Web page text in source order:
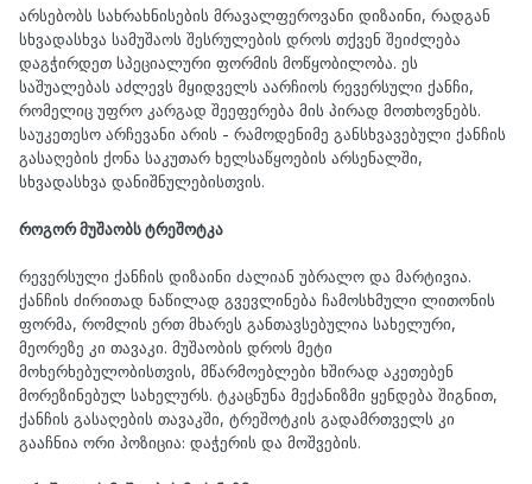
არსებობს სახრახნისების მრავალფეროვანი დიზაინი, რადგან
სხვადასხვა სამუშაოს შესრულების დროს თქვენ შეიძლება
დაგჭირდეთ სპეციალური ფორმის მოწყობილობა. ეს
საშუალებას აძლევს მყიდველს აარჩიოს რევერსული ქანჩი,
რომელიც უფრო კარგად შეეფერება მის პირად მოთხოვნებს.
საუკეთესო არჩევანი არის - რამოდენიმე განსხვავებული ქანჩის
გასაღების ქონა საკუთარ ხელსაწყოების არსენალში,
სხვადასხვა დანიშნულებისთვის.
როგორ მუშაობს ტრეშოტკა
რევერსული ქანჩის დიზაინი ძალიან უბრალო და მარტივია.
ქანჩის ძირითად ნაწილად გვევლინება ჩამოსხმული ლითონის
ფორმა, რომლის ერთ მხარეს განთავსებულია სახელური,
მეორეზე კი თავაკი. მუშაობის დროს მეტი
მოხერხებულობისთვის, მწარმოებლები ხშირად აკეთებენ
მორეზინებულ სახელურს. ტკაცნუნა მექანიზმი ყენდება შიგნით,
ქანჩის გასაღების თავაკში, ტრეშოტკის გადამრთველს კი
გააჩნია ორი პოზიცია: დაჭერის და მოშვების.